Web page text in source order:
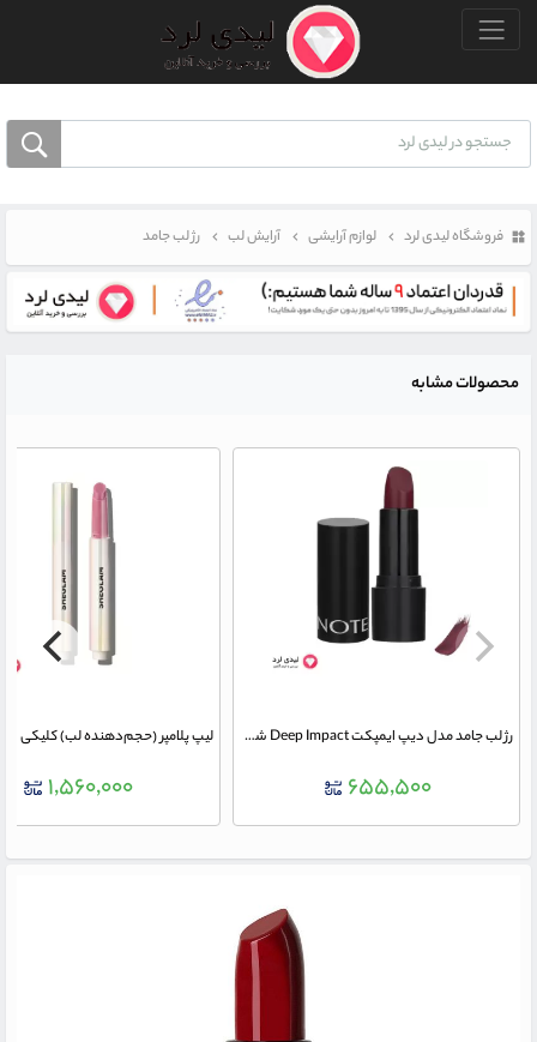
منو بالا
فروشگاه لیدی لرد لوازم آرایشی آرایش لب رژ لب جامد
محصولات مشابه
رژ لب جامد مدل دیپ ایمپکت Deep Impact شماره 15 نوت
۶۵۵,۵۰۰ ۱,۵۶۰,۰۰۰